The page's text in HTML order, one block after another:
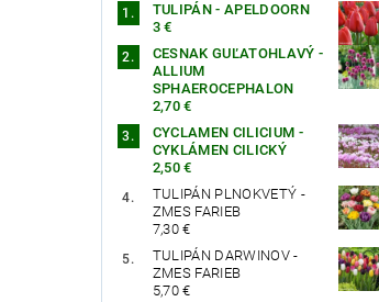
TULIPÁN - APELDOORN
3 €
CESNAK GUĽATOHLAVÝ -
ALLIUM
SPHAEROCEPHALON
2,70 €
CYCLAMEN CILICIUM -
CYKLÁMEN CILICKÝ
2,50 €
TULIPÁN PLNOKVETÝ -
ZMES FARIEB
7,30 €
TULIPÁN DARWINOV -
ZMES FARIEB
5,70 €